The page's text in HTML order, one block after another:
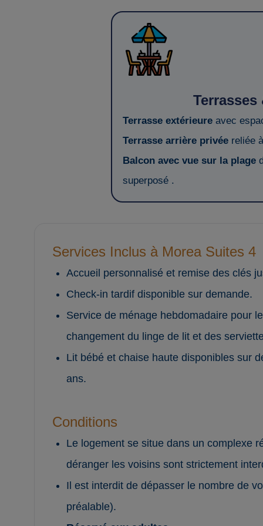
Terrasses
Terrasse extérieureavec
Terrasse arrière privéereliée
Balcon avec vue sur la plage
superposé .
Services Inclus à Morea Suites 4
Accueil personnalisé et remise des clés
Check-in tardif disponible sur demande.
Service de ménage hebdomadaire pour
changement du linge de lit et des
Lit bébé et chaise haute disponibles sur
ans.
Conditions
Le logement se situe dans un complexe
déranger les voisins sont strictement
Il est interdit de dépasser le nombre de
préalable).